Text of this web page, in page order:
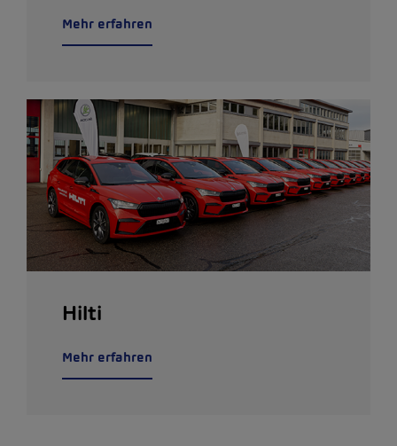
Mehr erfahren
Hilti
Mehr erfahren